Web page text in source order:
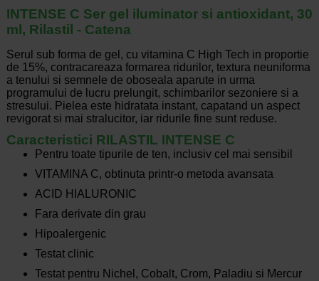
INTENSE C Ser gel iluminator si antioxidant, 30
ml, Rilastil - Catena
Serul sub forma de gel, cu vitamina C High Tech in proportie
de 15%, contracareaza formarea ridurilor, textura neuniforma
a tenului si semnele de oboseala aparute in urma
programului de lucru prelungit, schimbarilor sezoniere si a
stresului. Pielea este hidratata instant, capatand un aspect
revigorat si mai stralucitor, iar ridurile fine sunt reduse.
Caracteristici RILASTIL INTENSE C
Pentru toate tipurile de ten, inclusiv cel mai sensibil
VITAMINA C, obtinuta printr-o metoda avansata
ACID HIALURONIC
Fara derivate din grau
Hipoalergenic
Testat clinic
Testat pentru Nichel, Cobalt, Crom, Paladiu si Mercur